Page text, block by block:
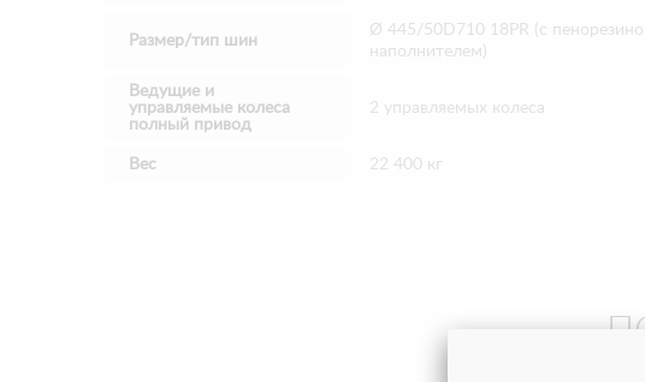
Размер/тип шин
Ø 445/50D710 18PR (с
наполнителем)
Ведущие и
управляемые колеса
полный привод
2 управляемых колеса
Вес 22 400 кг